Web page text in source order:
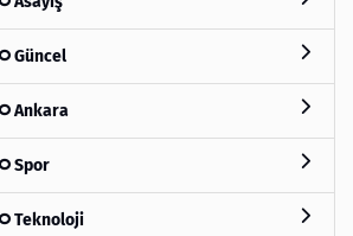
Güncel
Ankara
Spor
Teknoloji